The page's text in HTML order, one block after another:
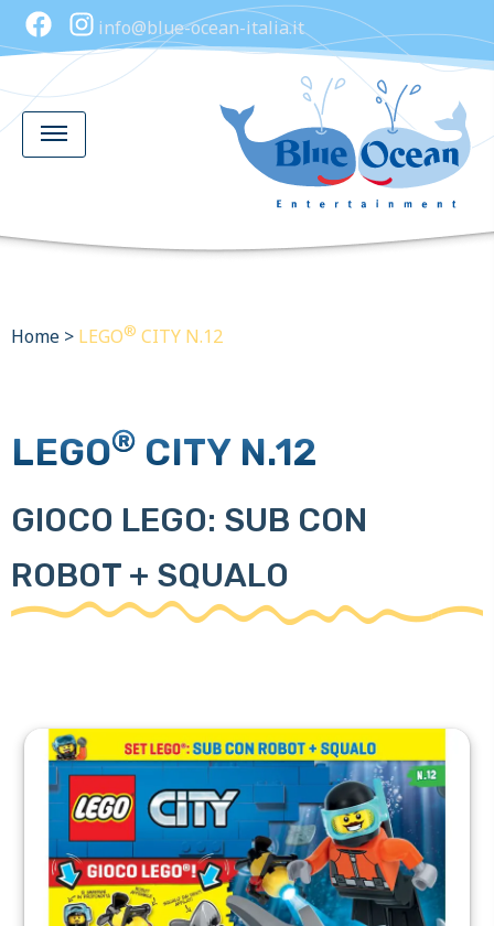
info@blue-ocean-italia.it
Home > LEGO® CITY N.12
LEGO® CITY N.12
GIOCO LEGO: SUB CON
ROBOT + SQUALO